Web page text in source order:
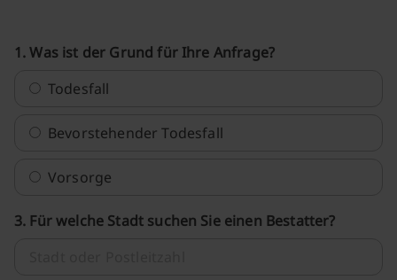
1. Was ist der Grund für Ihre Anfrage?
Todesfall
Bevorstehender Todesfall
Vorsorge
3. Für welche Stadt suchen Sie einen Bestatter?